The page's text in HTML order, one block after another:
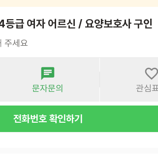
급 여자 어르신 / 요양보호사 구인
주세요
문자문의 관심
전화번호 확인하기